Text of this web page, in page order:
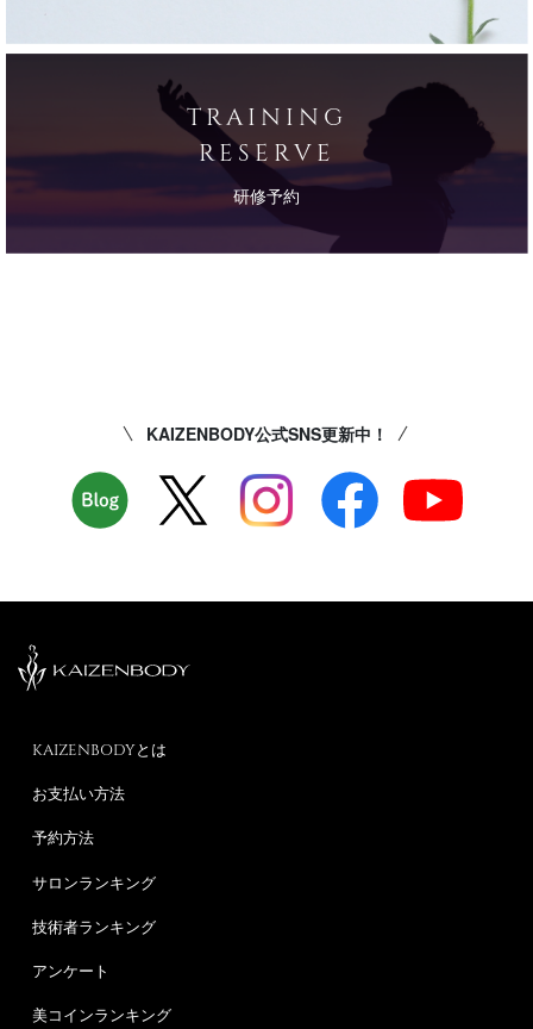
TRAINING
RESERVE
研修予約
KAIZENBODY公式SNS更新中！
KAIZENBODYとは
お支払い方法
予約方法
サロンランキング
技術者ランキング
アンケート
美コインランキング